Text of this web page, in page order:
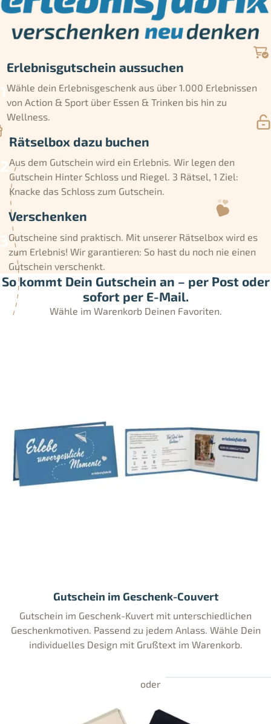
Erlebnisgutschein aussuchen
Wähle dein Erlebnisgeschenk aus über 1.000 Erlebnissen
von Action & Sport über Essen & Trinken bis hin zu
Wellness.
Rätselbox dazu buchen
Aus dem Gutschein wird ein Erlebnis. Wir legen den
Gutschein Hinter Schloss und Riegel. 3 Rätsel, 1 Ziel:
Knacke das Schloss zum Gutschein.
Verschenken
Gutscheine sind praktisch. Mit unserer Rätselbox wird es
zum Erlebnis! Wir garantieren: So hast du noch nie einen
Gutschein verschenkt.
So kommt Dein Gutschein an – per Post oder
sofort per E-Mail.
Wähle im Warenkorb Deinen Favoriten.
Gutschein im Geschenk-Couvert
Gutschein im Geschenk-Kuvert mit unterschiedlichen
Geschenkmotiven. Passend zu jedem Anlass. Wähle Dein
individuelles Design mit Grußtext im Warenkorb.